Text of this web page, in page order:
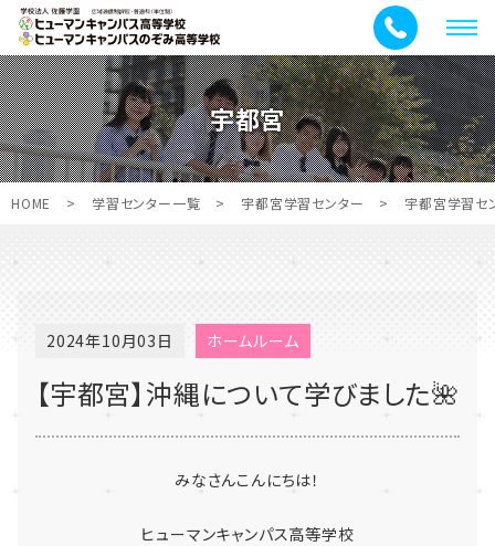
メ
ニ
ュ
ー
宇都宮
HOME > 学習センター一覧 > 宇都宮学習センター > 宇都宮学習セ
2024年10月03日 ホームルーム
【宇都宮】沖縄について学びました🌺
みなさんこんにちは！
ヒューマンキャンパス高等学校